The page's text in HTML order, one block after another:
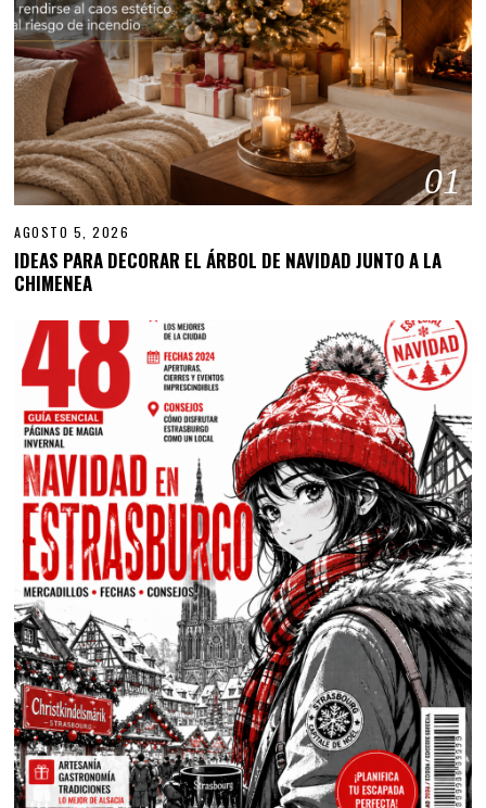
01
AGOSTO 5, 2026
IDEAS PARA DECORAR EL ÁRBOL DE NAVIDAD JUNTO A LA
CHIMENEA